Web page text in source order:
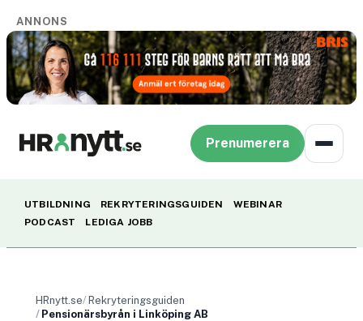
ANNONS
Prenumerera
UTBILDNING REKRYTERINGSGUIDEN
WEBINAR
PODCAST
LEDIGA JOBB
HRnytt.se
Rekryteringsguiden
Pensionärsbyrån i Linköping AB